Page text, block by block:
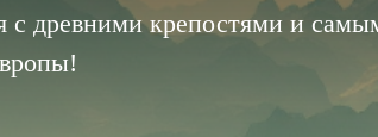
с древними крепостями и